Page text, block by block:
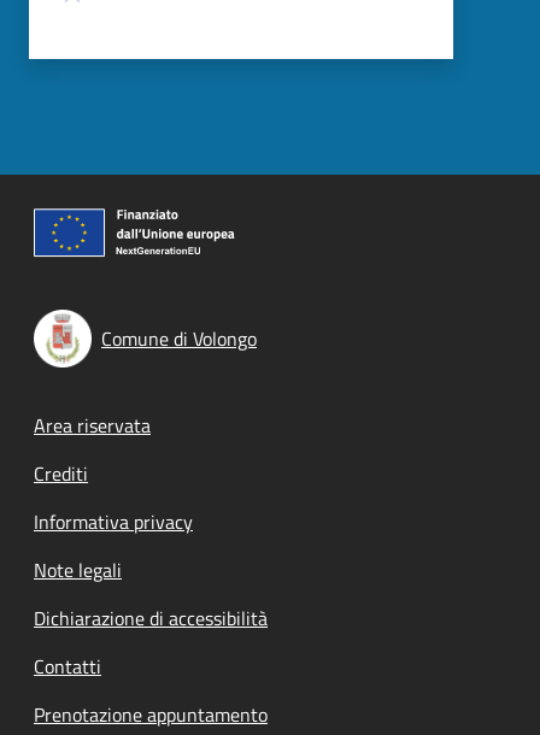
Comune di Volongo
Footer menu
Area riservata
Crediti
Informativa privacy
Note legali
Dichiarazione di accessibilità
Contatti
Prenotazione appuntamento